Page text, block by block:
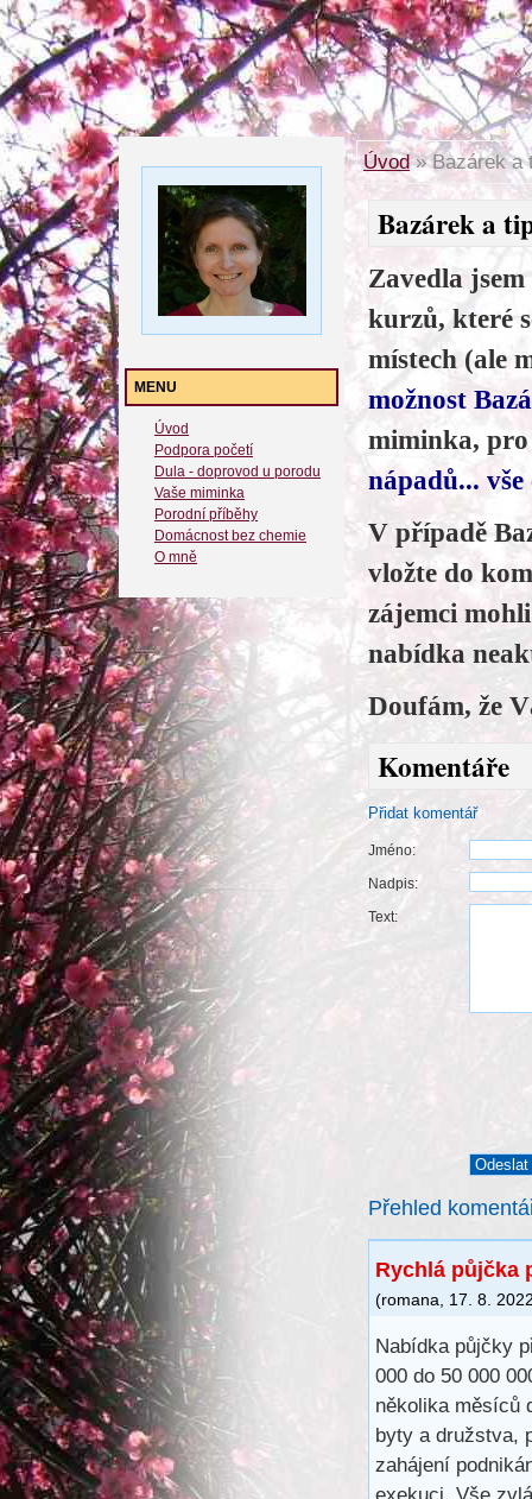
MENU
Úvod
Podpora početí
Dula - doprovod u porodu
Vaše miminka
Porodní příběhy
Domácnost bez chemie
O mně
Úvod»Bazárek a
Bazárek a
Zavedla
kurzů, které
místech (ale
možnost
miminka,
nápadů...
V případě
vložte do
zájemci
nabídka
Doufám, že
Komentáře
Přidat komentář
Jméno:
Nadpis:
Text:
Přehled
Rychlá půjčka
(romana 17. 8.
Nabídka půjčky
000 do 50 000
několika měsíců
byty a družstva,
zahájení